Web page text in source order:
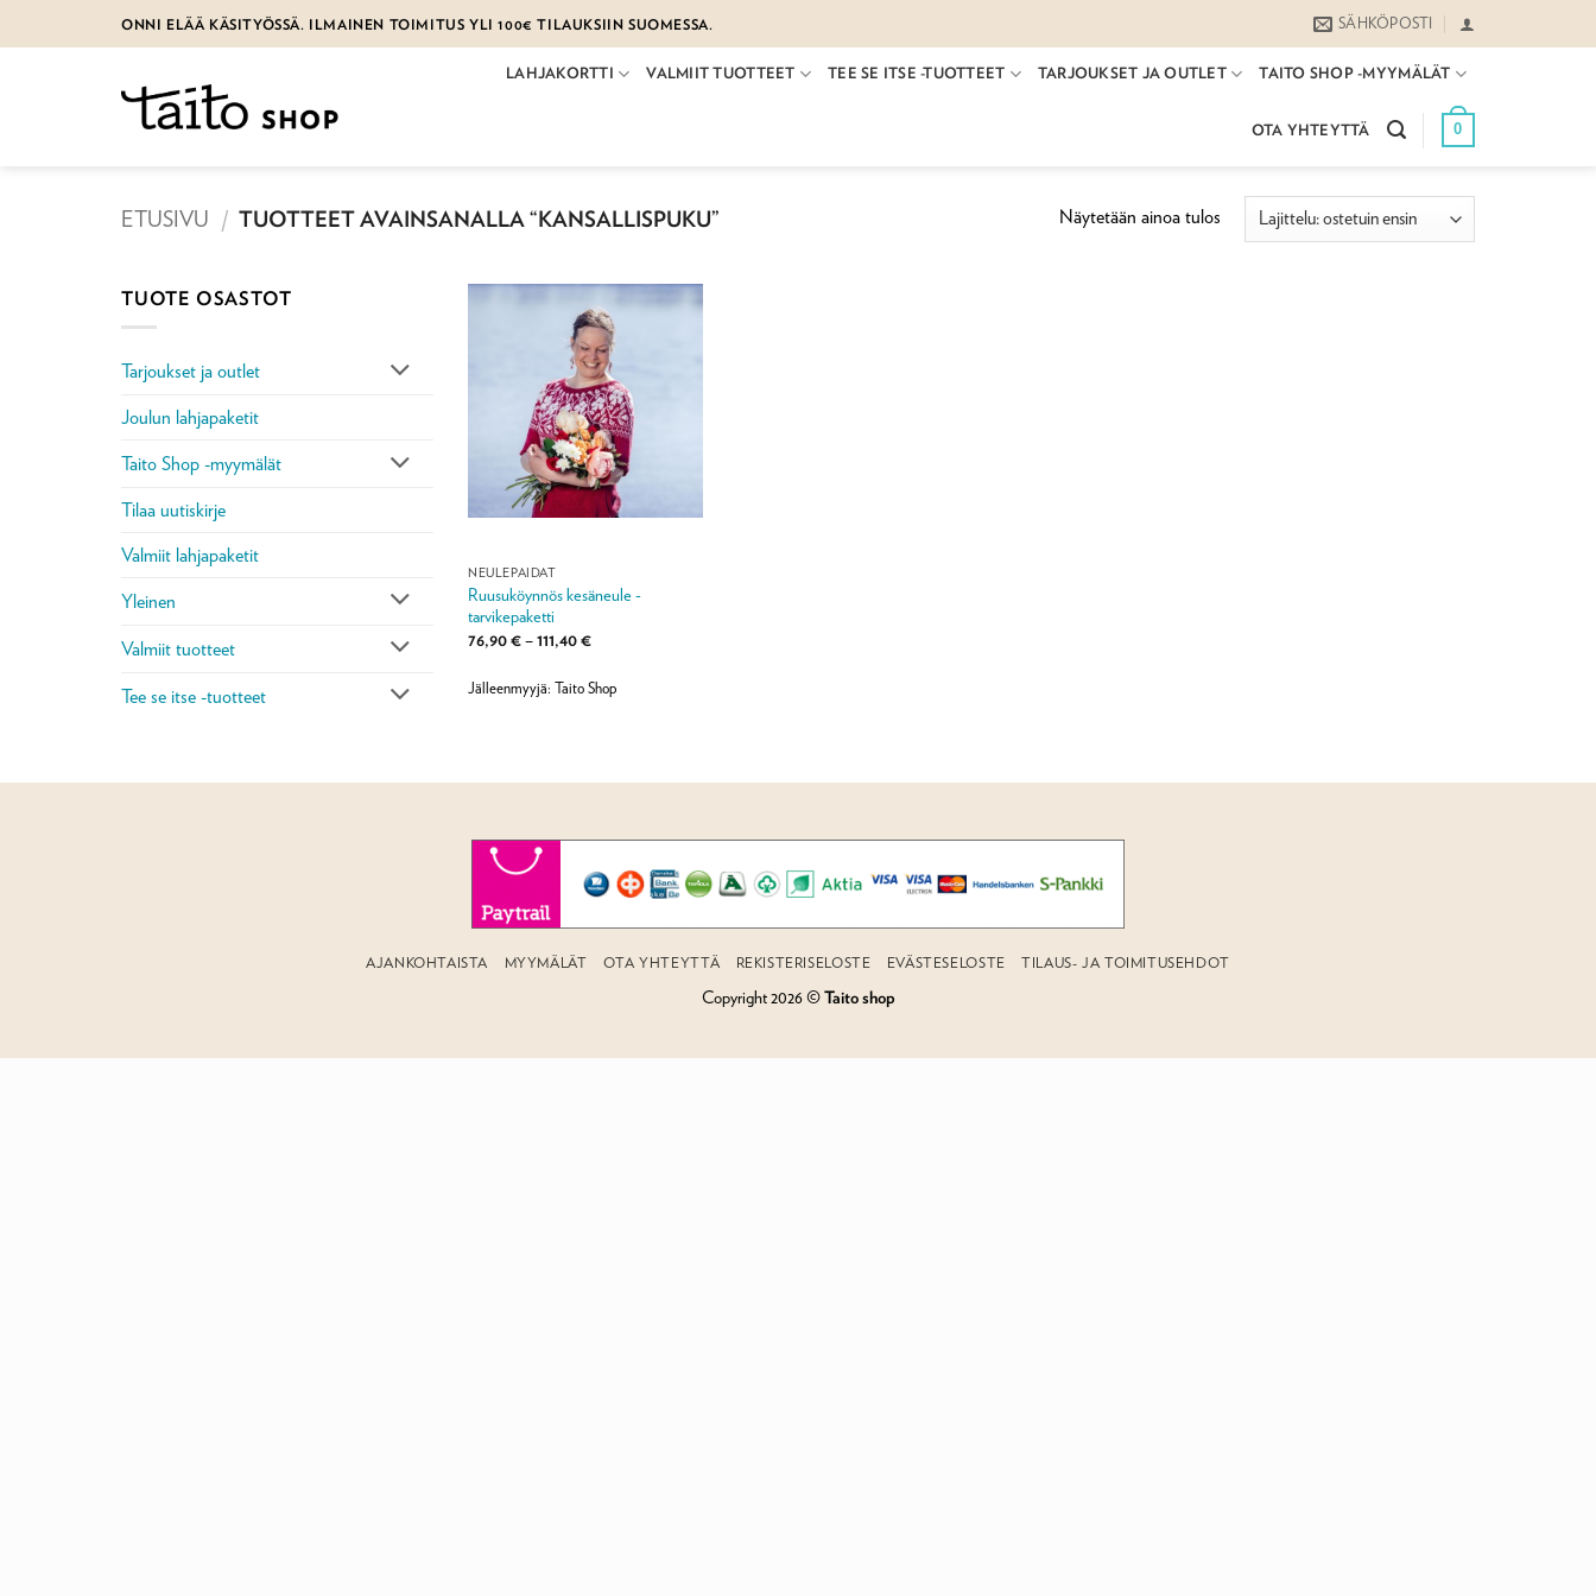
to
ONNI ELÄÄ KÄSITYÖSSÄ. ILMAINEN TOIMITUS YLI 100€ TILAUKSIIN SUOMESSA. SÄHKÖPOSTI
LAHJAKORTTI VALMIIT TUOTTEET TEE SE ITSE -TUOTTEET TARJOUKSET JA OUTLET TAITO SHOP -MYYMÄLÄT
OTA YHTEYTTÄ 0
ETUSIVU / TUOTTEET AVAINSANALLA “KANSALLISPUKU” Näytetään ainoa tulos
TUOTE OSASTOT
Tarjoukset ja outlet
Joulun lahjapaketit
Taito Shop -myymälät
Tilaa uutiskirje
Valmiit lahjapaketit
Yleinen
Valmiit tuotteet
Tee se itse -tuotteet
NEULEPAIDAT
Ruusuköynnös kesäneule -
tarvikepaketti
76,90€–111,40€Hintaluokka:
111,40 €
Jälleenmyyjä: Taito Shop
AJANKOHTAISTA MYYMÄLÄT OTA YHTEYTTÄ REKISTERISELOSTE EVÄSTESELOSTE TILAUS- JA TOIMITUSEHDOT
Copyright 2026 ©Taito shop